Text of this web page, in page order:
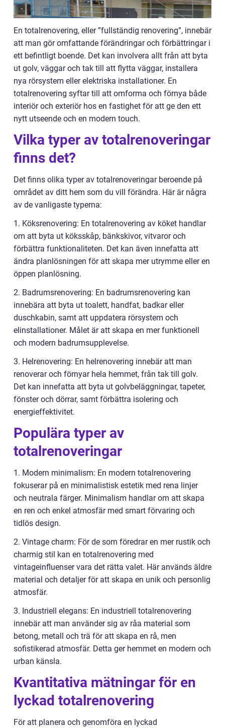
En totalrenovering, eller ”fullständig renovering”, innebär
att man gör omfattande förändringar och förbättringar i
ett befintligt boende. Det kan involvera allt från att byta
ut golv, väggar och tak till att flytta väggar, installera
nya rörsystem eller elektriska installationer. En
totalrenovering syftar till att omforma och förnya både
interiör och exteriör hos en fastighet för att ge den ett
nytt utseende och en modern touch.
Vilka typer av totalrenoveringar
finns det?
Det finns olika typer av totalrenoveringar beroende på
området av ditt hem som du vill förändra. Här är några
av de vanligaste typerna:
1. Köksrenovering: En totalrenovering av köket handlar
om att byta ut köksskåp, bänkskivor, vitvaror och
förbättra funktionaliteten. Det kan även innefatta att
ändra planlösningen för att skapa mer utrymme eller en
öppen planlösning.
2. Badrumsrenovering: En badrumsrenovering kan
innebära att byta ut toalett, handfat, badkar eller
duschkabin, samt att uppdatera rörsystem och
elinstallationer. Målet är att skapa en mer funktionell
och modern badrumsupplevelse.
3. Helrenovering: En helrenovering innebär att man
renoverar och förnyar hela hemmet, från tak till golv.
Det kan innefatta att byta ut golvbeläggningar, tapeter,
fönster och dörrar, samt förbättra isolering och
energieffektivitet.
Populära typer av
totalrenoveringar
1. Modern minimalism: En modern totalrenovering
fokuserar på en minimalistisk estetik med rena linjer
och neutrala färger. Minimalism handlar om att skapa
en ren och enkel atmosfär med smart förvaring och
tidlös design.
2. Vintage charm: För de som föredrar en mer rustik och
charmig stil kan en totalrenovering med
vintageinfluenser vara det rätta valet. Här används äldre
material och detaljer för att skapa en unik och personlig
atmosfär.
3. Industriell elegans: En industriell totalrenovering
innebär att man använder sig av råa material som
betong, metall och trä för att skapa en rå, men
sofistikerad atmosfär. Detta ger hemmet en modern och
urban känsla.
Kvantitativa mätningar för en
lyckad totalrenovering
För att planera och genomföra en lyckad